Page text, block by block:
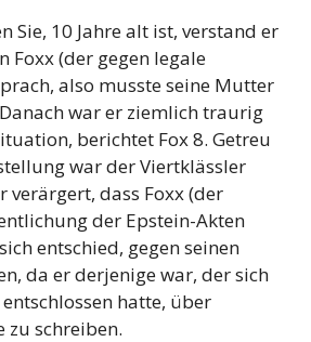
Sie, 10 Jahre alt ist, verstand er
Foxx (der gegen legale
also musste seine Mutter
war er ziemlich traurig
berichtet Fox 8. Getreu
war der Viertklässler
dass Foxx (der
der Epstein-Akten
entschied, gegen seinen
da er derjenige war, der sich
hatte, über
zu schreiben.